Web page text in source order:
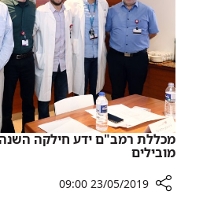
לדרך
מוות
לבבי
פתאומי
ברמב"ם
יצא
לדרך
מובילים
23/05/2019 09:00